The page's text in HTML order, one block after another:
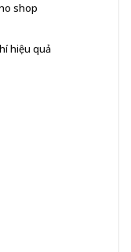
shop
hiệu quả